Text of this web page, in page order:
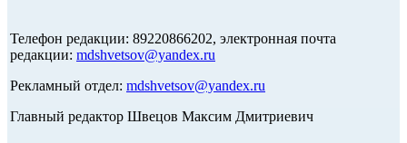
Телефон редакции: 89220866202, электронная почта
редакции: mdshvetsov@yandex.ru
Рекламный отдел: mdshvetsov@yandex.ru
Главный редактор Швецов Максим Дмитриевич